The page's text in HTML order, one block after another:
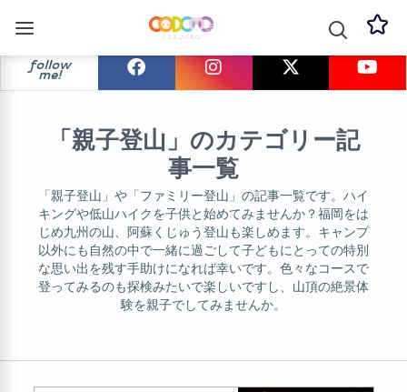
follow
me!
「親子登山」のカテゴリー記
事一覧
「親子登山」や「ファミリー登山」の記事一覧です。ハイ
キングや低山ハイクを子供と始めてみませんか？福岡をは
じめ九州の山、阿蘇くじゅう登山も楽しめます。キャンプ
以外にも自然の中で一緒に過ごして子どもにとっての特別
な思い出を残す手助けになれば幸いです。色々なコースで
登ってみるのも探検みたいで楽しいですし、山頂の絶景体
験を親子でしてみませんか。